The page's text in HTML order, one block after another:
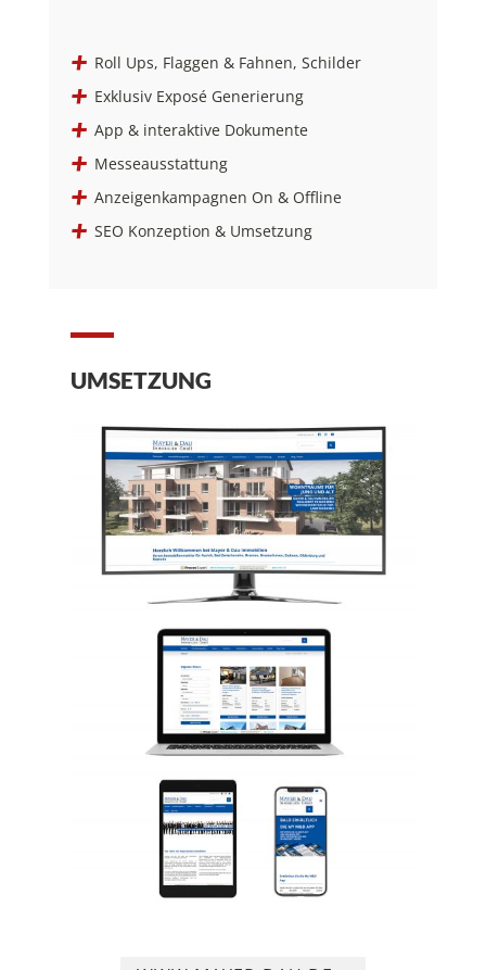
Roll Ups, Flaggen & Fahnen, Schilder
Exklusiv Exposé Generierung
App & interaktive Dokumente
Messeausstattung
Anzeigenkampagnen On & Offline
SEO Konzeption & Umsetzung
UMSETZUNG